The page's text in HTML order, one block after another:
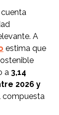
A
estima que
a 3,14
2026 y
compuesta